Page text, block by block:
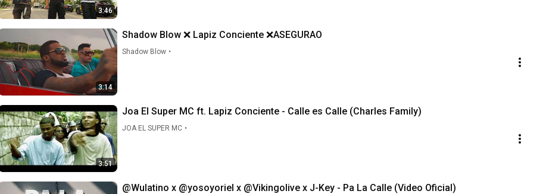
3:46
3:14
Shadow Blow ❌ Lapiz Conciente ❌ASEGURAO
Shadow Blow •
3:51
Joa El Super MC ft. Lapiz Conciente - Calle es Calle (Charles Family)
JOA EL SUPER MC •
@Wulatino x @yosoyoriel x @Vikingolive x J-Key - Pa La Calle (Video Oficial)